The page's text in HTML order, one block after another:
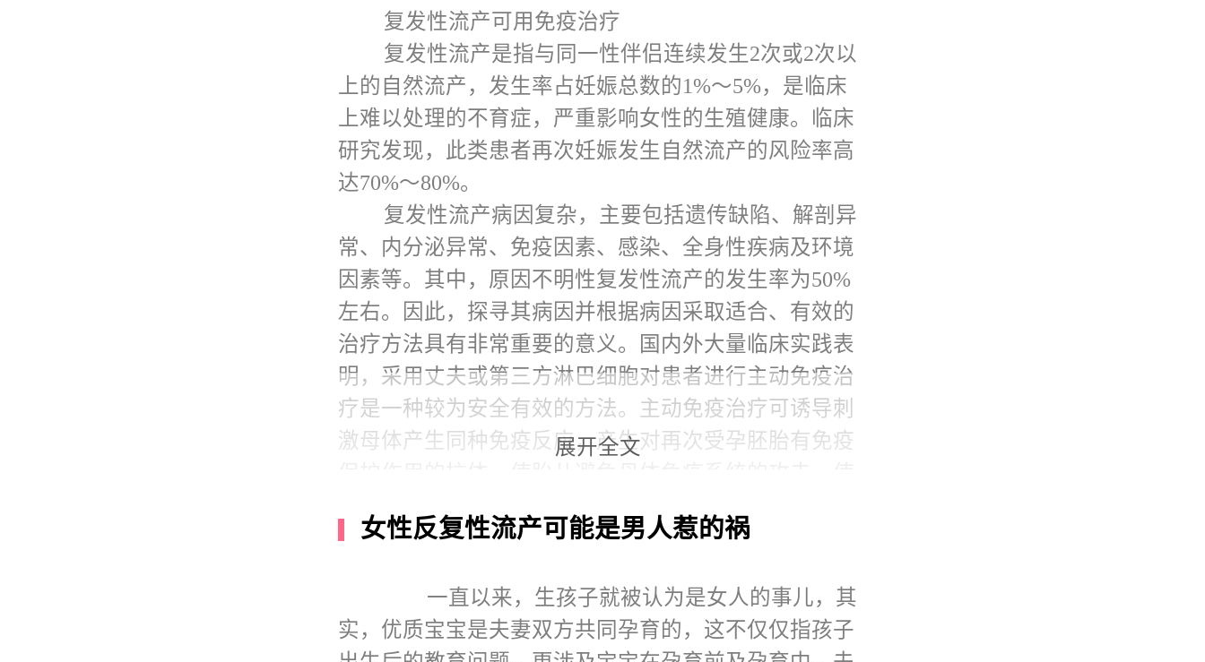
发性流产的病因时，生殖道衣原体、支原体、分泌物检
查就显得十分必要。
4、内分泌因素
常见与复发性流产相关的内分泌异常主要包括
黄体功能不足、甲状腺功能异常、高泌乳素血症、胰岛
素抵抗、高雄激素血症等。对于过度肥胖、消瘦、月经
不规则的患者尤其要注意相关内分泌异常的筛查。
5、易栓症
是指一类可增加血栓栓塞性疾病风险的疾病，
由于妊娠期间血液系统出现的特殊改变，导致高凝状
态，导致血栓形成的可能性增加，出现在胎盘微小血管
内，可能导致胚胎停育、妊娠期高血压疾病、胎盘早
剥、胎儿生长受限等情况。易栓症主要分为遗传性和获
得性两大类。其中最常见就是抗磷脂抗体综合征。
来侵略物，免疫系统会自动清除，而胚胎有一半是来源
统中，存在免疫耐受的机制，可以使胚胎在母亲体内健
康地成长。如果免疫系统亢进，排斥外来物质能力提
复发性流产可用免疫治疗
复发性流产是指与同一性伴侣连续发生2次或2次以
上的自然流产，发生率占妊娠总数的1%～5%，是临床
上难以处理的不育症，严重影响女性的生殖健康。临床
研究发现，此类患者再次妊娠发生自然流产的风险率高
达70%～80%。
复发性流产病因复杂，主要包括遗传缺陷、解剖异
常、内分泌异常、免疫因素、感染、全身性疾病及环境
因素等。其中，原因不明性复发性流产的发生率为50%
左右。因此，探寻其病因并根据病因采取适合、有效的
治疗方法具有非常重要的意义。国内外大量临床实践表
明，采用丈夫或第三方淋巴细胞对患者进行主动免疫治
疗是一种较为安全有效的方法。主动免疫治疗可诱导刺
激母体产生同种免疫反应，产生对再次受孕胚胎有免疫
免疫治疗前，务必确定男方未患血行传染病(如肝
升，经淋巴细胞分离液分离出淋巴细胞2毫升后，给女方
进行皮下注射，每次间隔3～4周(避开月经期)，每个疗
展开全文
女性反复性流产可能是男人惹的祸
一直以来，生孩子就被认为是女人的事儿，其
实，优质宝宝是夫妻双方共同孕育的，这不仅仅指孩子